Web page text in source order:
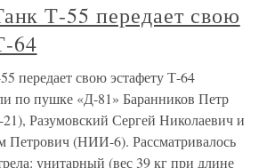
Т-55 передает свою
64
передает свою эстафету Т-64
по пушке «Д-81» Баранников Петр
Разумовский Сергей Николаевич и
Петрович (НИИ-6). Рассматривалось
унитарный (вес 39 кг при длине